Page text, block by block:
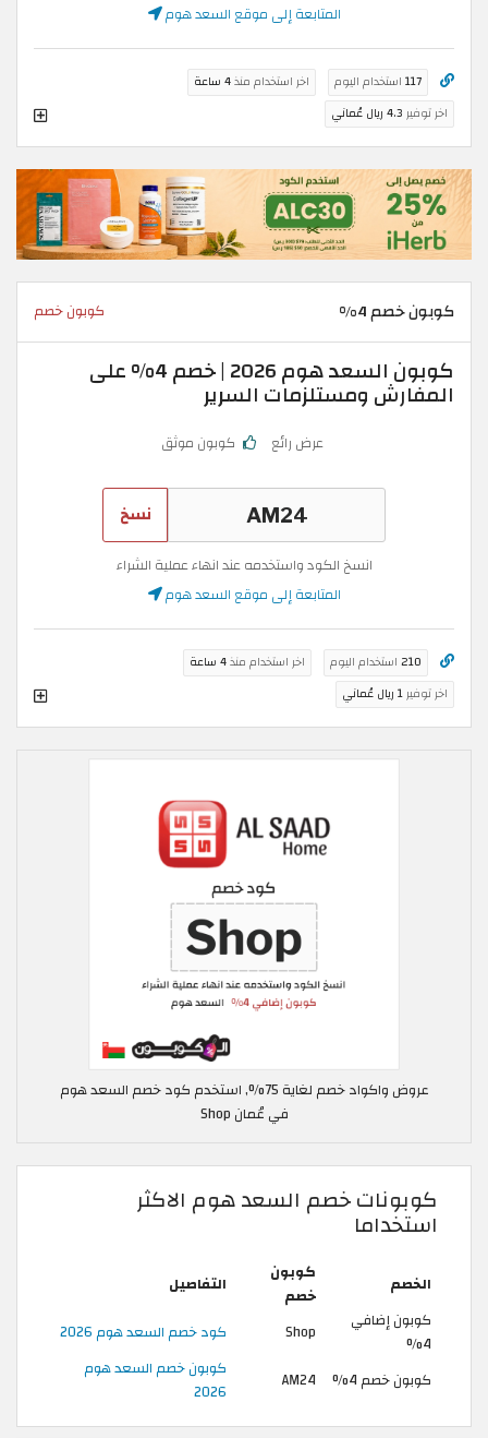
المتابعة إلى موقع السعد هوم
117 استخدام اليوم اخر استخدام منذ4 ساعة
اخر توفير 4.3 ريال عُماني
كوبون خصم 4% كوبون خصم
كوبون السعد هوم 2026 | خصم 4% على
المفارش ومستلزمات السرير
عرض رائع كوبون موثق
نسخ
انسخ الكود واستخدمه عند انهاء عملية الشراء
المتابعة إلى موقع السعد هوم
210 استخدام اليوم اخر استخدام منذ4 ساعة
اخر توفير1 ريال عُماني
عروض واكواد خصم لغاية 75%, استخدم كود خصم السعد هوم
في عُمان Shop
كوبونات خصم السعد هوم الاكثر
استخداما
الخصم
كوبون
خصم
التفاصيل
كوبون إضافي
4%
Shop
كود خصم السعد هوم 2026
كوبون خصم 4%
AM24
كوبون خصم السعد هوم
2026